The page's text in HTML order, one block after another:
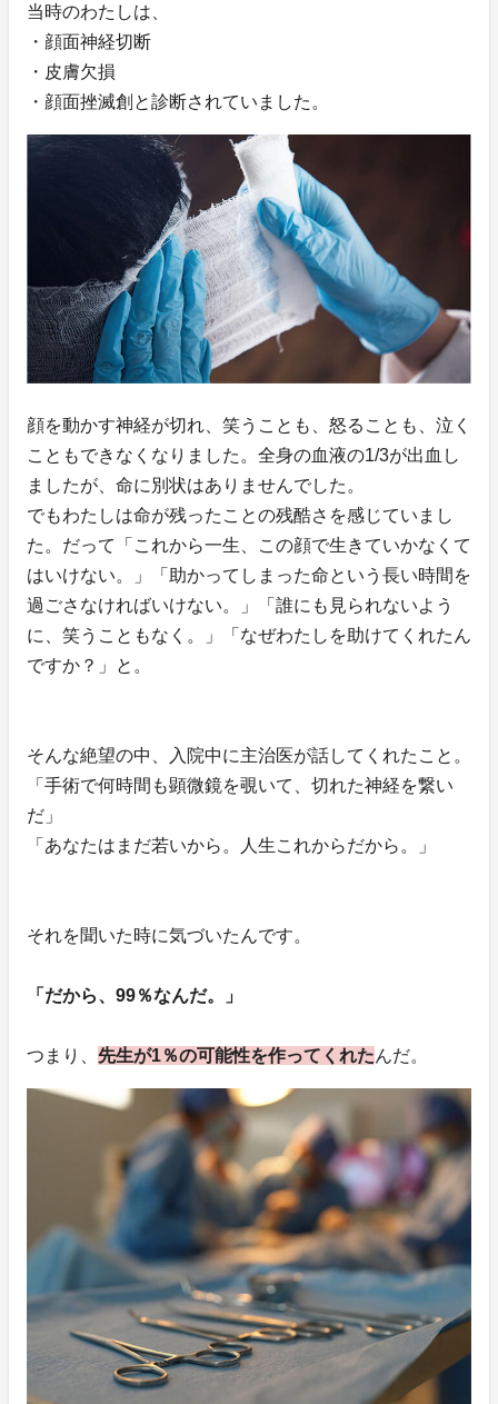
当時のわたしは、
・顔面神経切断
・皮膚欠損
・顔面挫滅創と診断されていました。
顔を動かす神経が切れ、笑うことも、怒ることも、泣く
こともできなくなりました。全身の血液の1/3が出血し
ましたが、命に別状はありませんでした。
でもわたしは命が残ったことの残酷さを感じていまし
た。だって「これから一生、この顔で生きていかなくて
はいけない。」「助かってしまった命という長い時間を
過ごさなければいけない。」「誰にも見られないよう
に、笑うこともなく。」「なぜわたしを助けてくれたん
ですか？」と。
そんな絶望の中、入院中に主治医が話してくれたこと。
「手術で何時間も顕微鏡を覗いて、切れた神経を繋い
だ」
「あなたはまだ若いから。人生これからだから。」
それを聞いた時に気づいたんです。
「だから、99％なんだ。」
つまり、 先生が1％の可能性を作ってくれたんだ。